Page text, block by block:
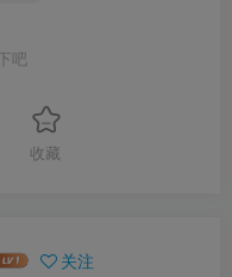
吧
收藏
关注